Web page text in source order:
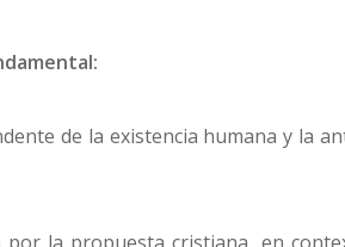
de la existencia humana y la